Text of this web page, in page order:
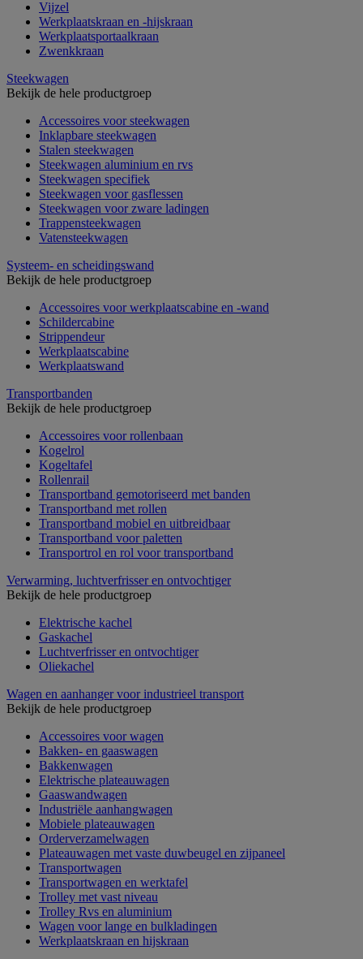
Vijzel
Werkplaatskraan en -hijskraan
Werkplaatsportaalkraan
Zwenkkraan
Steekwagen
Bekijk de hele productgroep
Accessoires voor steekwagen
Inklapbare steekwagen
Stalen steekwagen
Steekwagen aluminium en rvs
Steekwagen specifiek
Steekwagen voor gasflessen
Steekwagen voor zware ladingen
Trappensteekwagen
Vatensteekwagen
Systeem- en scheidingswand
Bekijk de hele productgroep
Accessoires voor werkplaatscabine en -wand
Schildercabine
Strippendeur
Werkplaatscabine
Werkplaatswand
Transportbanden
Bekijk de hele productgroep
Accessoires voor rollenbaan
Kogelrol
Kogeltafel
Rollenrail
Transportband gemotoriseerd met banden
Transportband met rollen
Transportband mobiel en uitbreidbaar
Transportband voor paletten
Transportrol en rol voor transportband
Verwarming, luchtverfrisser en ontvochtiger
Bekijk de hele productgroep
Elektrische kachel
Gaskachel
Luchtverfrisser en ontvochtiger
Oliekachel
Wagen en aanhanger voor industrieel transport
Bekijk de hele productgroep
Accessoires voor wagen
Bakken- en gaaswagen
Bakkenwagen
Elektrische plateauwagen
Gaaswandwagen
Industriële aanhangwagen
Mobiele plateauwagen
Orderverzamelwagen
Plateauwagen met vaste duwbeugel en zijpaneel
Transportwagen
Transportwagen en werktafel
Trolley met vast niveau
Trolley Rvs en aluminium
Wagen voor lange en bulkladingen
Werkplaatskraan en hijskraan